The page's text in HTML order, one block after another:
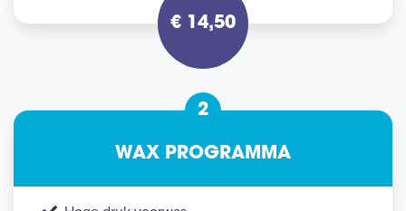
€ 14,50
2
WAX PROGRAMMA